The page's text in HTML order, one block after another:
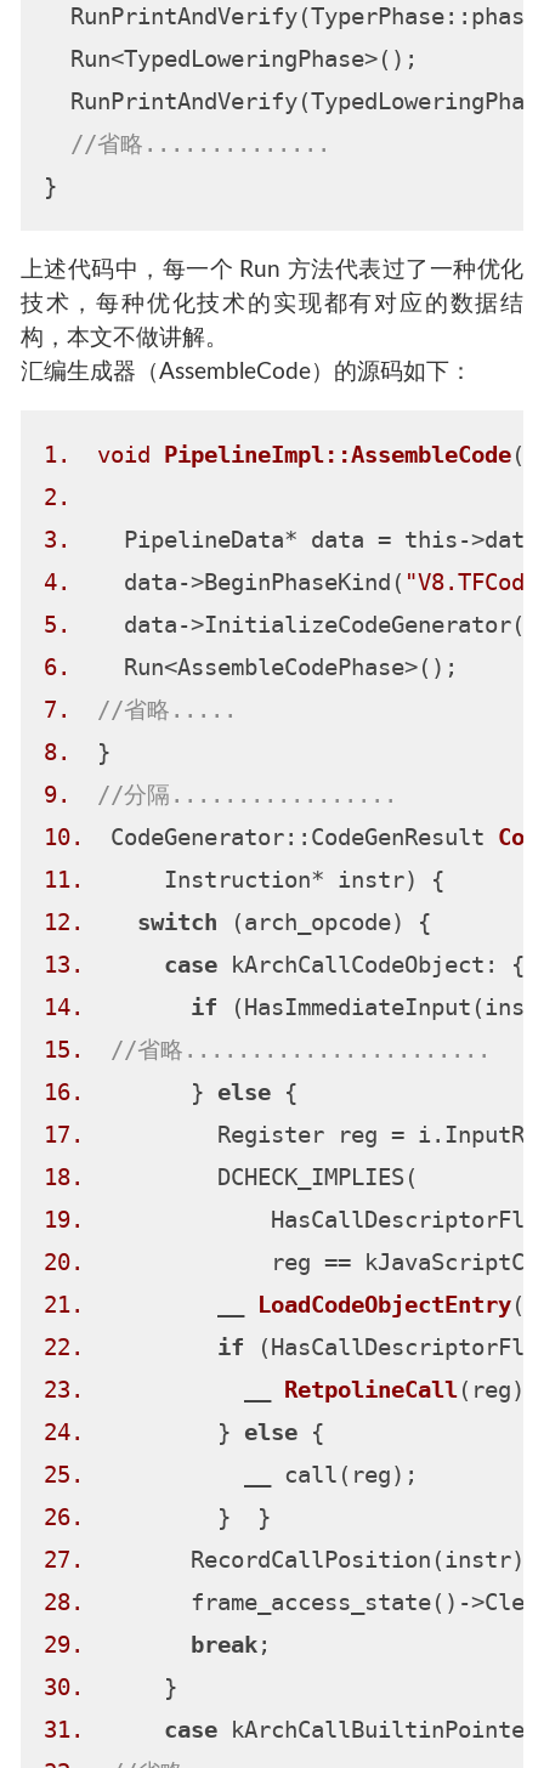
  Run<TypedLoweringPhase>();
//省略..............
上述代码中，每一个 Run 方法代表过了一种优化
技术，每种优化技术的实现都有对应的数据结
构，本文不做讲解。
汇编生成器（AssembleCode）的源码如下：
1. void PipelineImpl::AssembleCode
2.
3.
4.
    data->BeginPhaseKind(
5.
data-
6.
7.
//省略.....
8.
9.
//分隔.................
10.
  CodeGenerator::CodeGenResult
11.
      Instruction* instr)
12.
switch
13.
case
14.
if
15.
//省略.......................
16.
        }
else
17.
Register reg =
18.
19.
20.
21.
LoadCodeObjectEntry
22.
if
23.
RetpolineCall(reg)
24.
          }
else
25.
26.
27.
28.
29.
break
30.
31.
case